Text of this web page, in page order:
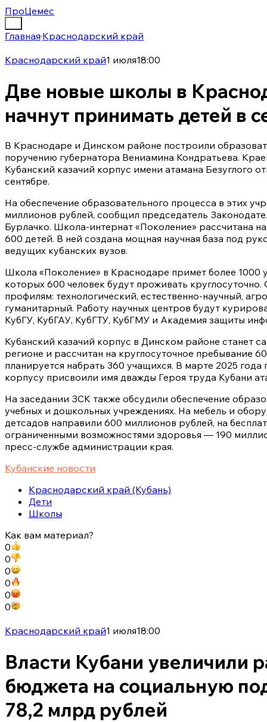
ПроЦемес
Главная·Краснодарский край
Краснодарский край1 июля18:00
Две новые школы в
начнут принимать детей в
В Краснодаре и Динском районе построили
поручению губернатора Вениамина Кондратьева.
Кубанский казачий корпус имени атамана Безуглого
сентябре.
На обеспечение образовательного процесса в этих
миллионов рублей, сообщил председатель
Бурлачко. Школа-интернат «Поколение» рассчитана
600 детей. В ней создана мощная научная база под
ведущих кубанских вузов.
Школа «Поколение» в Краснодаре примет более 1000
которых 600 человек будут проживать круглосуточно.
профилям: технологический, естественно-научный,
гуманитарный. Работу научных центров будут
КубГУ, КубГАУ, КубГТУ, КубГМУ и Академия защиты
Кубанский казачий корпус в Динском районе станет
регионе и рассчитан на круглосуточное пребывание
планируется набрать 360 учащихся. В марте 2025
корпусу присвоили имя дважды Героя труда Кубани
На заседании ЗСК также обсудили обеспечение
учебных и дошкольных учреждениях. На мебель и
детсадов направили 600 миллионов рублей, на
ограниченными возможностями здоровья — 190
пресс-службе администрации края.
Кубанские новости
Краснодарский край (Кубань)
Дети
Школы
Как вам материал?
0
0
0
0
0
0
Краснодарский край1 июля18:00
Власти Кубани увеличили
бюджета на социальную
78,2 млрд рублей